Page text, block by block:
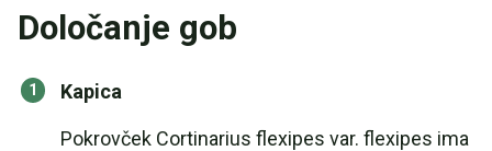
Določanje gob
Kapica
Pokrovček Cortinarius flexipes var. flexipes ima